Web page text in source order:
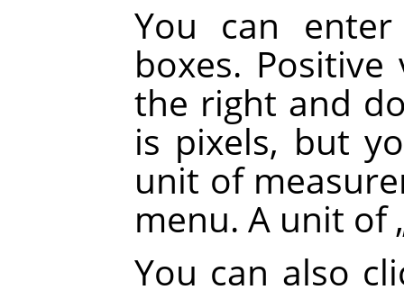
You can
boxes.
the right and
is pixels, but
unit of
menu. A unit of
You can also